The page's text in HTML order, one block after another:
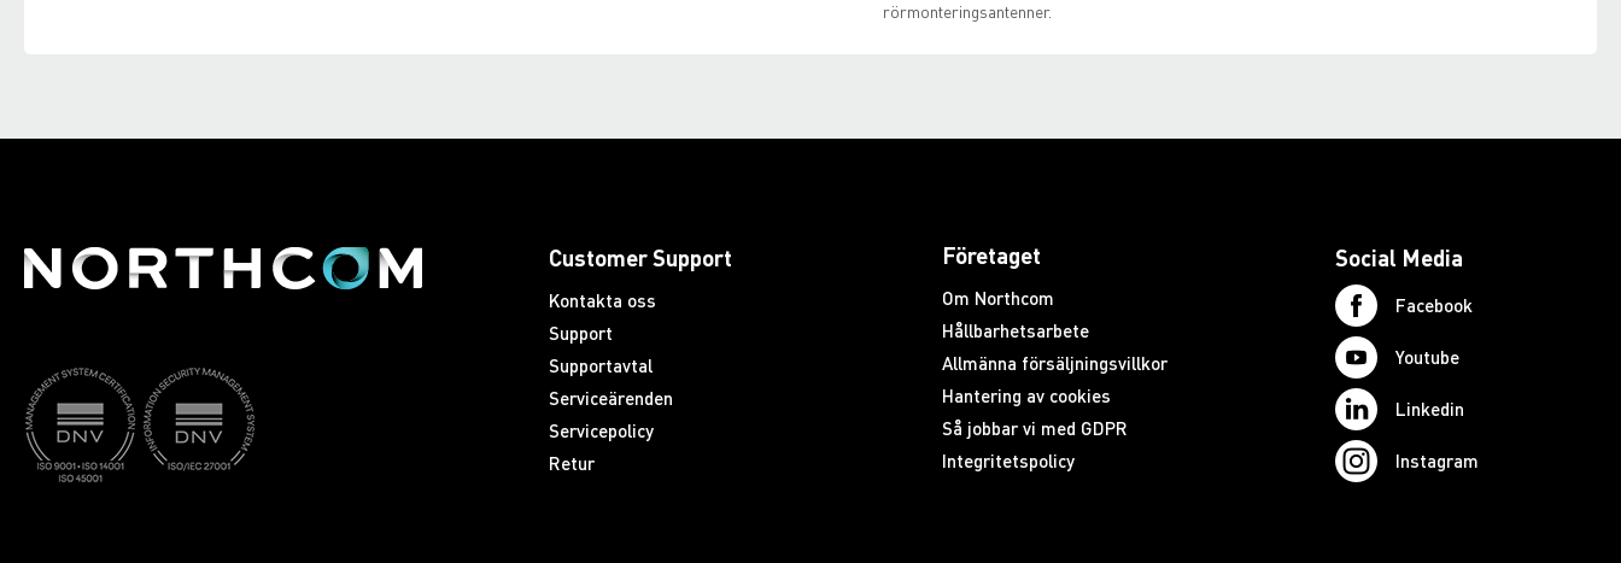
rörmonteringsantenner.
Customer Support
Kontakta oss
Support
Supportavtal
Serviceärenden
Servicepolicy
Retur
Företaget
Om Northcom
Hållbarhetsarbete
Allmänna försäljningsvillkor
Hantering av cookies
Så jobbar vi med GDPR
Integritetspolicy
Social Media
Facebook
Youtube
Linkedin
Instagram